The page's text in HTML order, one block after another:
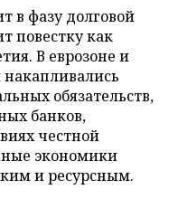
в фазу долговой
повестку как
В еврозоне и
обязательств,
банков,
честной
экономики
и ресурсным.